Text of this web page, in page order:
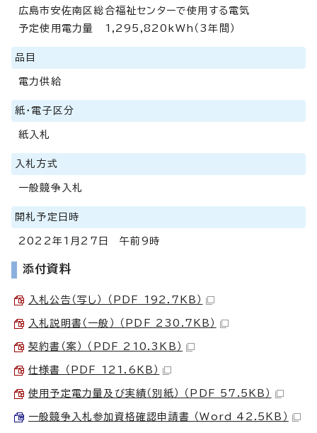
広島市安佐南区総合福祉センターで使用する電気
予定使用電力量 1,295,820kWh（3年間）
品目
電力供給
紙・電子区分
紙入札
入札方式
一般競争入札
開札予定日時
2022年1月27日 午前9時
添付資料
入札公告（写し） （PDF 192.7KB）
入札説明書（一般） （PDF 230.7KB）
契約書（案） （PDF 210.3KB）
仕様書 （PDF 121.6KB）
使用予定電力量及び実績（別紙） （PDF 57.5KB）
一般競争入札参加資格確認申請書 （Word 42.5KB）